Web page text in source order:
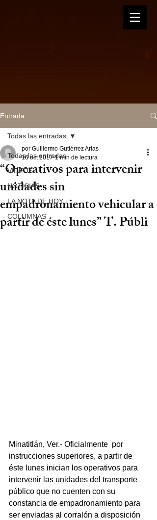
Entrada
Todas las entradas
VIDEOS
NOTICIAS
LA NOTA DE HOY
COLUMNAS
Todas las entradas
“Operativos para intervenir
unidades sin
empadronamiento vehicular a
partir de éste lunes” T. Públi
por Guillermo Gutiérrez Arias
16 oct 2017 1 min de lectura
Minatitlán, Ver.- Oficialmente  por
instrucciones superiores, a partir de
éste lunes inician los operativos para
intervenir las unidades del transporte
público que no cuenten con su
constancia de empadronamiento para
ser enviadas al corralón a disposición